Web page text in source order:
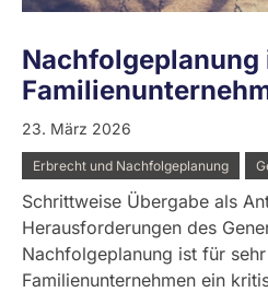
Nachfolgeplanung
23. März 2026
Erbrecht und Nachfolgeplanung
Schrittweise Übergabe als
Herausforderungen des
Nachfolgeplanung ist für
Familienunternehmen ein